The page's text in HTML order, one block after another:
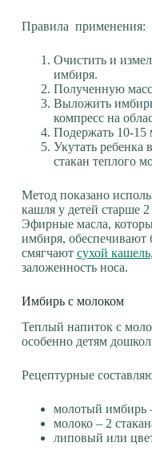
Правила применения:
Очистить и
имбиря.
Полученную
Выложить
компресс на
Подержать 10-15
Укутать ребенка
стакан теплого
Метод показано
кашля у детей старше
Эфирные масла,
имбиря, обеспечивают
смягчают сухой кашель
заложенность носа.
Имбирь с молоком
Теплый напиток с
особенно детям
Рецептурные
молотый имбирь
молоко – 2
липовый или